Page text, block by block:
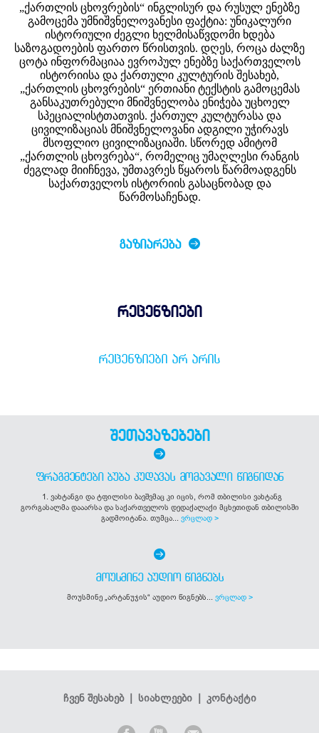
„ქართლის ცხოვრების“ ინგლისურ და რუსულ ენებზე
გამოცემა უმნიშვნელოვანესი ფაქტია: უნიკალური
ისტორიული ძეგლი ხელმისაწვდომი ხდება
საზოგადოების ფართო წრისთვის. დღეს, როცა ძალზე
ცოტა ინფორმაციაა ევროპულ ენებზე საქართველოს
ისტორიისა და ქართული კულტურის შესახებ,
„ქართლის ცხოვრების“ ერთიანი ტექსტის გამოცემას
განსაკუთრებული მნიშვნელობა ენიჭება უცხოელ
სპეციალისტთათვის. ქართულ კულტურასა და
ცივილიზაციას მნიშვნელოვანი ადგილი უჭირავს
მსოფლიო ცივილიზაციაში. სწორედ ამიტომ
„ქართლის ცხოვრება“, რომელიც უმაღლესი რანგის
ძეგლად მიიჩნევა, უმთავრეს წყაროს წარმოადგენს
საქართველოს ისტორიის გასაცნობად და
წარმოსაჩენად.
ᲒᲐᲖᲘᲐᲠᲔᲑᲐ
რეცენზიები
ᲠᲔᲪᲔᲜᲖᲘᲔᲑᲘ ᲐᲠ ᲐᲠᲘᲡ
შეთავაზებები
ᲤᲠᲐᲒᲛᲔᲜᲢᲔᲑᲘ ᲑᲣᲑᲐ ᲙᲣᲓᲐᲕᲐᲡ ᲛᲝᲛᲐᲕᲐᲚᲘ ᲬᲘᲒᲜᲘᲓᲐᲜ
1. ვახტანგი და ტფილისი ბავშვმაც კი იცის, რომ თბილისი ვახტანგ
გორგასალმა დააარსა და საქართველოს დედაქალაქი მცხეთიდან თბილისში
გადმოიტანა. თუმცა... ვრცლად >
ᲛᲝᲣᲡᲛᲘᲜᲔ ᲐᲣᲓᲘᲝ ᲬᲘᲒᲜᲔᲑᲡ
მოუსმინე „არტანუჯის“ აუდიო წიგნებს... ვრცლად >
ჩვენ შესახებ| სიახლეები| კონტაქტი